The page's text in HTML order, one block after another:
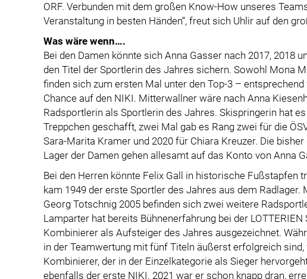
ORF. Verbunden mit dem großen Know-How unseres
Veranstaltung in besten Händen“, freut sich Uhlir auf den
Was wäre wenn….
Bei den Damen könnte sich Anna Gasser nach 2017, 2018
den Titel der Sportlerin des Jahres sichern. Sowohl Mona
finden sich zum ersten Mal unter den Top-3 –
Chance auf den NIKI. Mitterwallner wäre nach Anna
Radsportlerin als Sportlerin des Jahres. Skispringerin hat
Treppchen geschafft, zwei Mal gab es Rang zwei für die
Sara-Marita Kramer und 2020 für Chiara Kreuzer. Die
Lager der Damen gehen allesamt auf das Konto von Anna
Bei den Herren könnte Felix Gall in historische Fußstapfen
kam 1949 der erste Sportler des Jahres aus dem Radlager.
Georg Totschnig 2005 befinden sich zwei weitere
Lamparter hat bereits Bühnenerfahrung bei der
Kombinierer als Aufsteiger des Jahres ausgezeichnet.
in der Teamwertung mit fünf Titeln äußerst erfolgreich
Kombinierer, der in der Einzelkategorie als Sieger
ebenfalls der erste NIKI. 2021 war er schon knapp dran,